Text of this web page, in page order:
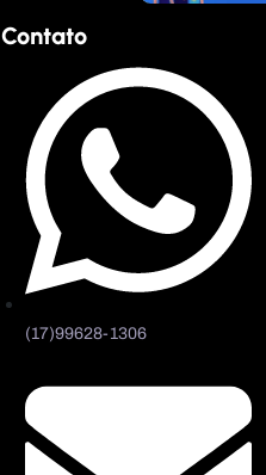
Contato
(17)99628-1306